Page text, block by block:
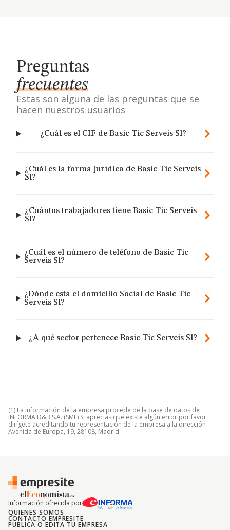
Preguntas
frecuentes
Estas son alguna de las preguntas que se
hacen nuestros usuarios
¿Cuál es el CIF de Basic Tic Serveis Sl?
¿Cuál es la forma jurídica de Basic Tic Serveis
Sl?
¿Cuántos trabajadores tiene Basic Tic Serveis
Sl?
¿Cuál es el número de teléfono de Basic Tic
Serveis Sl?
¿Dónde está el domicilio Social de Basic Tic
Serveis Sl?
¿A qué sector pertenece Basic Tic Serveis Sl?
(1) La información de la empresa procede de la base de datos de
INFORMA D&B S.A. (SME) Si aprecias que existe algún error por favor
dirígete acreditando tu representación de la empresa a la dirección
Avenida de Europa, 19, 28108, Madrid.
Información ofrecida por
QUIENES SOMOS
CONTACTO EMPRESITE
PUBLICA O EDITA TU EMPRESA